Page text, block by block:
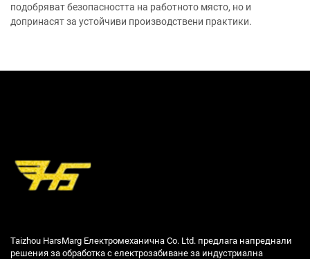
подобряват безопасността на работното място, но и
допринасят за устойчиви производствени практики.
Taizhou HarsMarg Електромеханична Co. Ltd. предлага напреднали
решения за обработка с електрозабиване за индустриална